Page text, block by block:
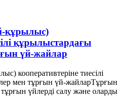
құрылыс)
құрылыстардағы
үй-жайлар
кооперативтеріне тиесілі
мен тұрғын үй-жайларТұрғын
үйлерді салу және оларды